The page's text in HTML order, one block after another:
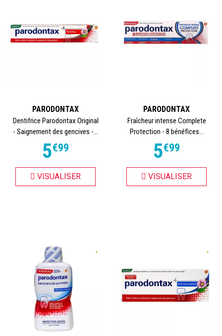
PARODONTAX
Dentifrice Parodontax Original
- Saignement des gencives -...
5€99
VISUALISER
PARODONTAX
Fraîcheur intense Complete
Protection - 8 bénéfices...
5€99
VISUALISER